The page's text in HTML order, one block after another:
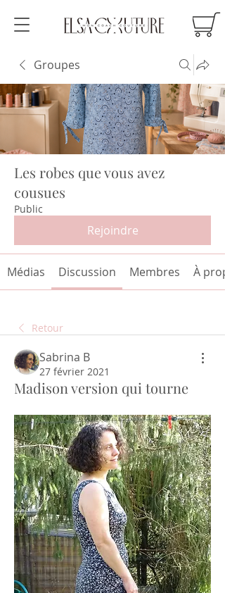
Groupes
Les robes que vous avez
cousues
Public
Rejoindre
Médias Discussion Membres À
Retour
Sabrina B
27 février 2021
Madison version qui tourne